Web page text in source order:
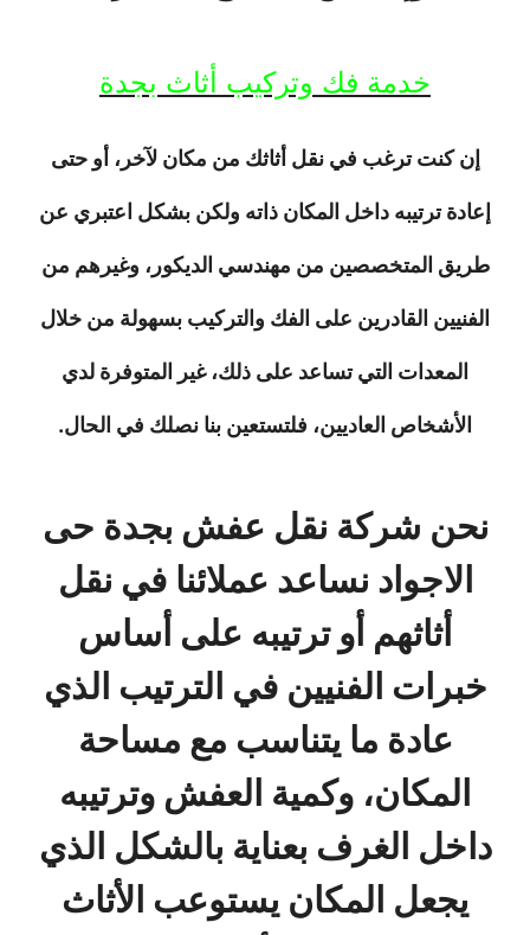
خدمة فك وتركيب أثاث بجدة
إن كنت ترغب في نقل أثاثك من مكان لآخر، أو حتى
إعادة ترتيبه داخل المكان ذاته ولكن بشكل اعتبري عن
طريق المتخصصين من مهندسي الديكور، وغيرهم من
الفنيين القادرين على الفك والتركيب بسهولة من خلال
المعدات التي تساعد على ذلك، غير المتوفرة لدي
الأشخاص العاديين، فلتستعين بنا نصلك في الحال.
نحن شركة نقل عفش بجدة حى
الاجواد نساعد عملائنا في نقل
أثاثهم أو ترتيبه على أساس
خبرات الفنيين في الترتيب الذي
عادة ما يتناسب مع مساحة
المكان، وكمية العفش وترتيبه
داخل الغرف بعناية بالشكل الذي
يجعل المكان يستوعب الأثاث